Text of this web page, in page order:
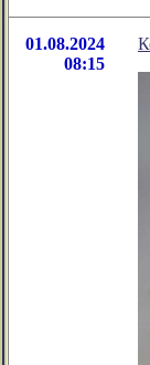
01.08.2024
08:15